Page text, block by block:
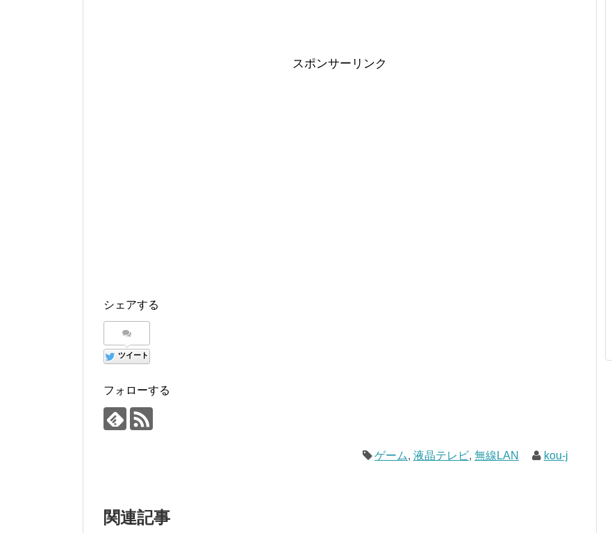
スポンサーリンク
シェアする
ツイート
フォローする
ゲーム,液晶テレビ,無線LAN kou-j
関連記事